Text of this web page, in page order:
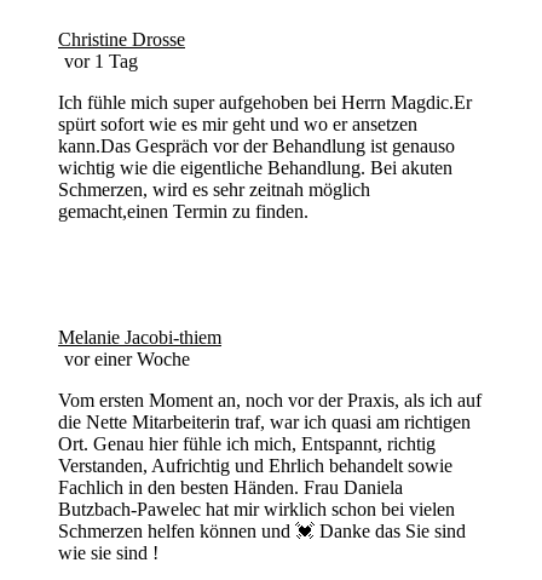
Christine Drosse
vor 1 Tag
Ich fühle mich super aufgehoben bei Herrn Magdic.Er
spürt sofort wie es mir geht und wo er ansetzen
kann.Das Gespräch vor der Behandlung ist genauso
wichtig wie die eigentliche Behandlung. Bei akuten
Schmerzen, wird es sehr zeitnah möglich
gemacht,einen Termin zu finden.
Melanie Jacobi-thiem
vor einer Woche
Vom ersten Moment an, noch vor der Praxis, als ich auf
die Nette Mitarbeiterin traf, war ich quasi am richtigen
Ort. Genau hier fühle ich mich, Entspannt, richtig
Verstanden, Aufrichtig und Ehrlich behandelt sowie
Fachlich in den besten Händen. Frau Daniela
Butzbach-Pawelec hat mir wirklich schon bei vielen
Schmerzen helfen können und 💓 Danke das Sie sind
wie sie sind !